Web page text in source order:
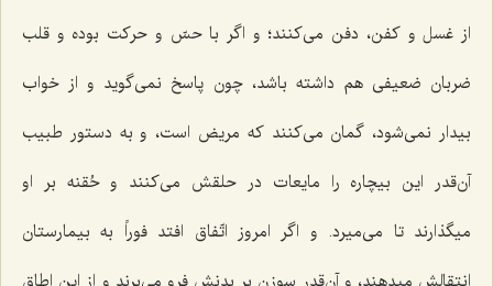
از غسل و كفن، دفن مى‌كنند؛ و اگر با حسّ و حركت بوده و قلب
ضربان ضعیفى هم داشته باشد، چون پاسخ نمى‌گوید و از خواب
بیدار نمى‌شود، گمان مى‌كنند كه مریض است، و به دستور طبیب
آن‌قدر این بیچاره را مایعات در حلقش مى‌كنند و حُقنه بر او
میگذارند تا مى‌میرد. و اگر امروز اتّفاق افتد فوراً به بیمارستان